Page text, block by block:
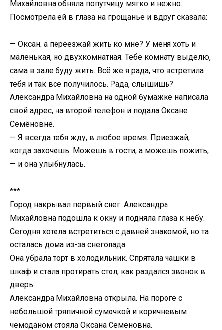
Михайловна обняла попутчицу мягко и нежно.
Посмотрела ей в глаза на прощанье и вдруг сказала:
— Оксан, а переезжай жить ко мне? У меня хоть и
маленькая, но двухкомнатная. Тебе комнату выделю,
сама в зале буду жить. Всё же я рада, что встретила
тебя и так всё получилось. Рада, слышишь?
Александра Михайловна на одной бумажке написала
свой адрес, на второй телефон и подала Оксане
Семёновне.
— Я всегда тебя жду, в любое время. Приезжай,
когда захочешь. Можешь в гости, а можешь пожить,
— и она улыбнулась.
***
Город накрывал первый снег. Александра
Михайловна подошла к окну и подняла глаза к небу.
Сегодня хотела встретиться с давней знакомой, но та
осталась дома из-за снегопада.
Она убрала торт в холодильник. Спрятала чашки в
шкаф и стала протирать стол, как раздался звонок в
дверь.
Александра Михайловна открыла. На пороге с
небольшой тряпичной сумочкой и коричневым
чемоданом стояла Оксана Семёновна.